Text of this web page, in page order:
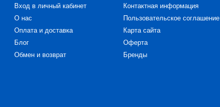
Вход в личный кабинет
О нас
Оплата и доставка
Блог
Обмен и возврат
Контактная информация
Пользовательское соглашение
Карта сайта
Оферта
Бренды